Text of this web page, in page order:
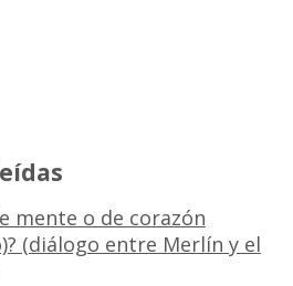
mente o de corazón
(diálogo entre Merlín y el